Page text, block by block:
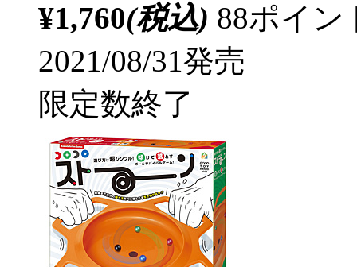
¥1,760(税込) 88ポイ
2021/08/31発売
限定数終了